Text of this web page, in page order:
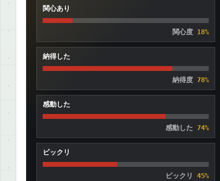
関心あり
関心度 18%
納得した
納得度 78%
感動した
感動した 74%
ビックリ
ビックリ 45%